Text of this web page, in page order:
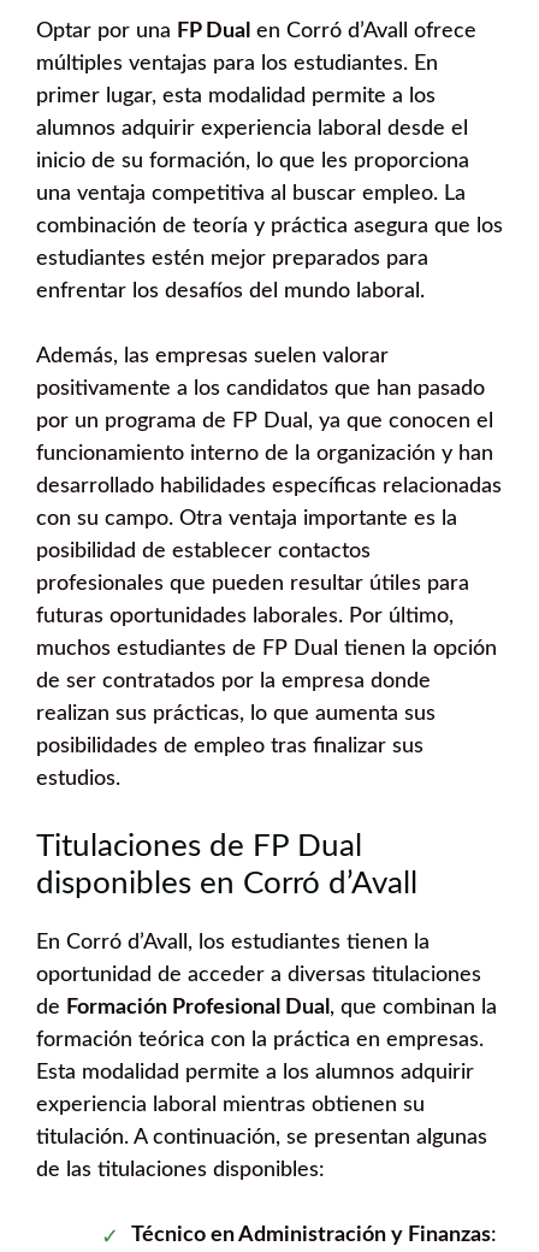
Optar por una FP Dual en Corró d’Avall ofrece
múltiples ventajas para los estudiantes. En
primer lugar, esta modalidad permite a los
alumnos adquirir experiencia laboral desde el
inicio de su formación, lo que les proporciona
una ventaja competitiva al buscar empleo. La
combinación de teoría y práctica asegura que los
estudiantes estén mejor preparados para
enfrentar los desafíos del mundo laboral.
Además, las empresas suelen valorar
positivamente a los candidatos que han pasado
por un programa de FP Dual, ya que conocen el
funcionamiento interno de la organización y han
desarrollado habilidades específicas relacionadas
con su campo. Otra ventaja importante es la
posibilidad de establecer contactos
profesionales que pueden resultar útiles para
futuras oportunidades laborales. Por último,
muchos estudiantes de FP Dual tienen la opción
de ser contratados por la empresa donde
realizan sus prácticas, lo que aumenta sus
posibilidades de empleo tras finalizar sus
estudios.
Titulaciones de FP Dual
disponibles en Corró d’Avall
En Corró d’Avall, los estudiantes tienen la
oportunidad de acceder a diversas titulaciones
de Formación Profesional Dual , que combinan la
formación teórica con la práctica en empresas.
Esta modalidad permite a los alumnos adquirir
experiencia laboral mientras obtienen su
titulación. A continuación, se presentan algunas
de las titulaciones disponibles:
Técnico en Administración y Finanzas: